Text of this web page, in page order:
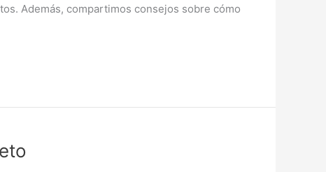
Además, compartimos consejos sobre cómo